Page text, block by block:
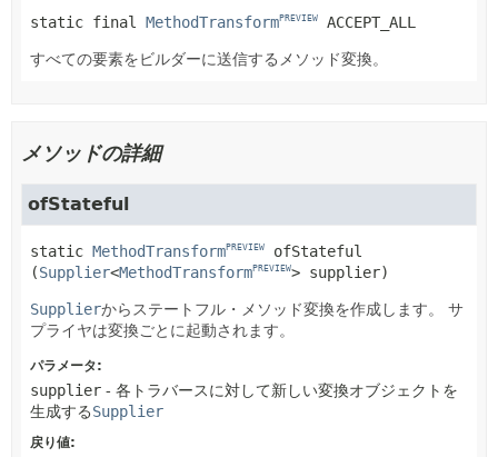
static final MethodTransformPREVIEW ACCEPT_ALL
すべての要素をビルダーに送信するメソッド変換。
メソッドの詳細
ofStateful
static MethodTransformPREVIEW
ofStateful
(Supplier<MethodTransformPREVIEW> supplier)
Supplierからステートフル・メソッド変換を作成します。
サ
プライヤは変換ごとに起動されます。
パラメータ:
supplier - 各トラバースに対して新しい変換オブジェクトを
生成するSupplier
戻り値: